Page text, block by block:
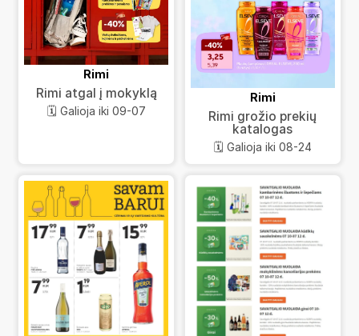
Rimi
Rimi atgal į mokyklą
🗓️ Galioja iki 09-07
Rimi
Rimi grožio prekių
katalogas
🗓️ Galioja iki 08-24